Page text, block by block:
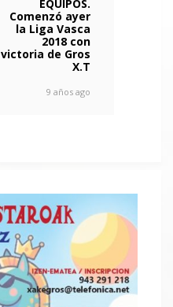
EQUIPOS.
Comenzó ayer
la Liga Vasca
2018 con
victoria de Gros
X.T
9 años ago